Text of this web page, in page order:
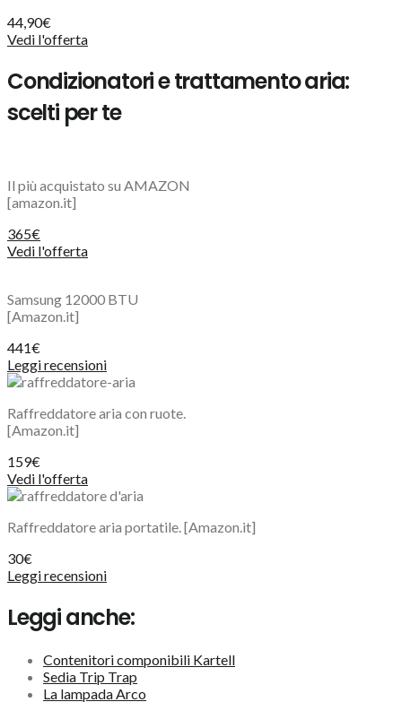
44,90€
Vedi l'offerta
Condizionatori e trattamento aria:
scelti per te
Il più acquistato su AMAZON
[amazon.it]
365€
Vedi l'offerta
Samsung 12000 BTU
[Amazon.it]
441€
Leggi recensioni
Raffreddatore aria con ruote.
[Amazon.it]
159€
Vedi l'offerta
Raffreddatore aria portatile.[Amazon.it]
30€
Leggi recensioni
Leggi anche:
Contenitori componibili Kartell
Sedia Trip Trap
La lampada Arco